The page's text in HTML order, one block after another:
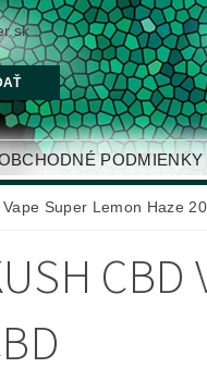
PODMIENKY
Super Lemon Haze
CBD